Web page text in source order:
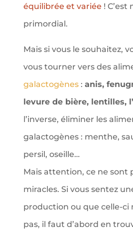
équilibrée et variée ! C’est
primordial.
Mais si vous le souhaitez,
vous tourner vers des
galactogènes: anis,
levure de bière, lentilles,
l’inverse, éliminer les
galactogènes : menthe,
persil, oseille…
Mais attention, ce ne sont
miracles. Si vous sentez
production ou que celle-ci
pas, il faut d’abord en